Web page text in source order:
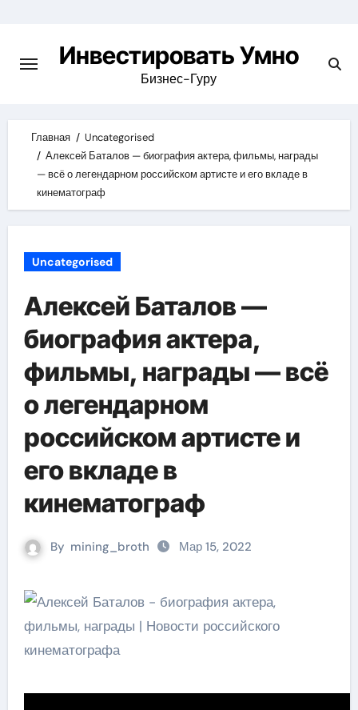
content
Инвестировать Умно
Бизнес-Гуру
Главная
Uncategorised
Алексей Баталов — биография актера, фильмы, награды
— всё о легендарном российском артисте и его вкладе в
кинематограф
Uncategorised
Алексей Баталов —
биография актера,
фильмы, награды — всё
о легендарном
российском артисте и
его вкладе в
кинематограф
By mining_broth Мар 15, 2022